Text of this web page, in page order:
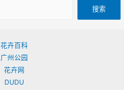
搜索
花卉百科
广州公园
花卉网
DUDU